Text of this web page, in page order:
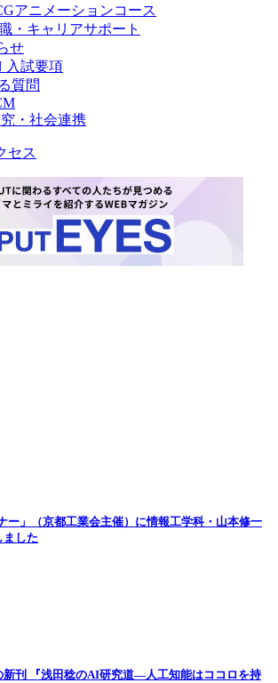
アニメーションコース
・キャリアサポート
せ
入試要項
質問
・社会連携
セス
ー」（京都工業会主催）に情報工学科・山本修一
ました
新刊 『浅田稔のAI研究道―人工知能はココロを持